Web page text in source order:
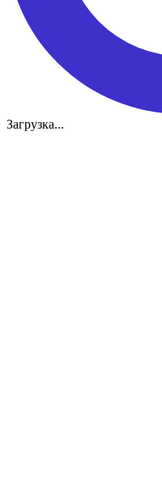
Загрузка...